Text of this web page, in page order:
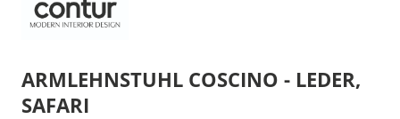
ARMLEHNSTUHL COSCINO - LEDER,
SAFARI